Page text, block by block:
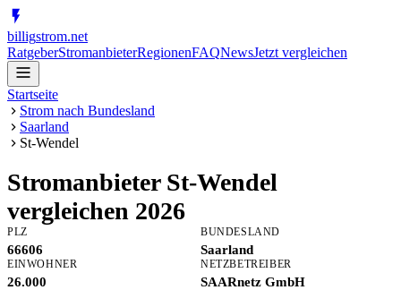
billigstrom.net
RatgeberStromanbieterRegionenFAQNewsJetzt vergleichen
Startseite
Strom nach Bundesland
Saarland
St-Wendel
Stromanbieter St-Wendel
vergleichen 2026
PLZ
66606
BUNDESLAND
Saarland
EINWOHNER
26.000
NETZBETREIBER
SAARnetz GmbH